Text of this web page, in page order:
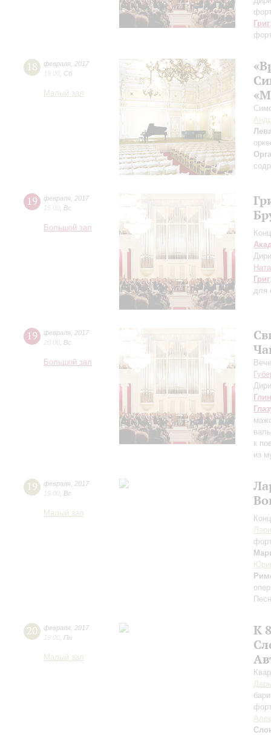
Григ
18 февраля 2017
19:00 Сб
Малый зал
19 февраля 2017
15:00 Вс
Большой зал
Григ
для
19 февраля 2017
20:00 Вс
Большой зал
к
из
19 февраля 2017
19:00 Вс
Малый зал
20 февраля 2017
19:00 Пн
Малый зал
К